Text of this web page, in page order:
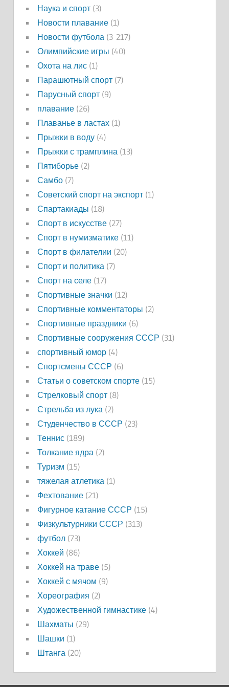
Наука и спорт(3)
Новости плавание(1)
Новости футбола(3 217)
Олимпийские игры (40)
Охота на лис(1)
Парашютный спорт(7)
Парусный спорт(9)
плавание(26)
Плаванье в ластах(1)
Прыжки в воду(4)
Прыжки с трамплина(13)
Пятиборье(2)
Самбо(7)
Советский спорт на экспорт(1)
Спартакиады (18)
Спорт в искусстве(27)
Спорт в нумизматике(11)
Спорт в филателии (20)
Спорт и политика(7)
Спорт на селе(17)
Спортивные значки (12)
Спортивные комментаторы (2)
Спортивные праздники (6)
Спортивные сооружения СССР (31)
спортивный юмор(4)
Спортсмены СССР (6)
Статьи о советском спорте(15)
Стрелковый спорт(8)
Стрельба из лука(2)
Студенчество в СССР (23)
Теннис(189)
Толкание ядра(2)
Туризм (15)
тяжелая атлетика(1)
Фехтование(21)
Фигурное катание СССР (15)
Физкультурники СССР (313)
футбол(73)
Хоккей (86)
Хоккей на траве(5)
Хоккей с мячом (9)
Хореография (2)
Художественной гимнастике(4)
Шахматы (29)
Шашки (1)
Штанга(20)